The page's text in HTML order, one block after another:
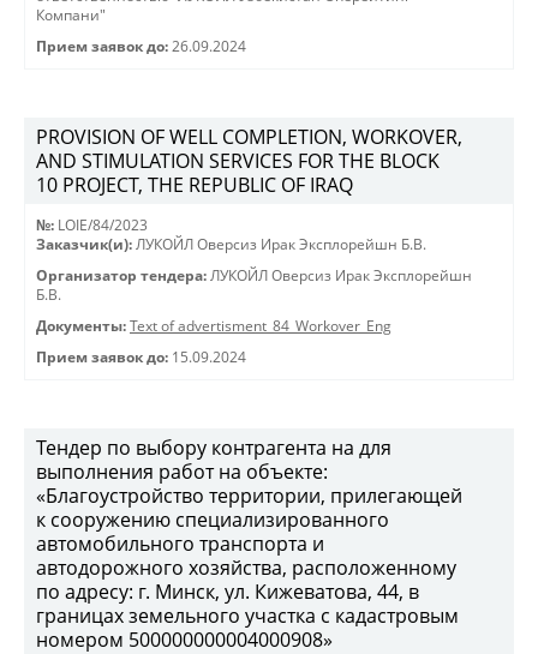
Компани"
Прием заявок до: 26.09.2024
PROVISION OF WELL COMPLETION, WORKOVER,
AND STIMULATION SERVICES FOR THE BLOCK
10 PROJECT, THE REPUBLIC OF IRAQ
№: LOIE/84/2023
Заказчик(и): ЛУКОЙЛ Оверсиз Ирак Эксплорейшн Б.В.
Организатор тендера: ЛУКОЙЛ Оверсиз Ирак Эксплорейшн
Б.В.
Документы: Text of advertisment_84_Workover_Eng
Прием заявок до: 15.09.2024
Тендер по выбору контрагента на для
выполнения работ на объекте:
«Благоустройство территории, прилегающей
к сооружению специализированного
автомобильного транспорта и
автодорожного хозяйства, расположенному
по адресу: г. Минск, ул. Кижеватова, 44, в
границах земельного участка с кадастровым
номером 500000000004000908»